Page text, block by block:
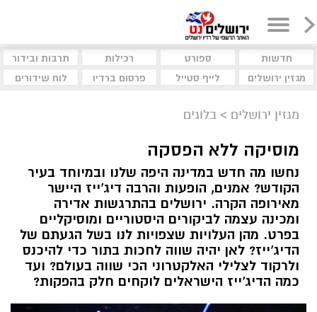
חדשות ספורט רכילות
תרבות ובידור
מגזין ירושלים
לייף סטייל פרסום ברדיו לוח שידורים
מגזין ירושלים > בלוגים
מוסיקה ללא הפסקה
נחשו מה חדש במדינה היפה שלנו ובמיוחד בעיר
הקודש? אמנים, הופעות והרבה דיג'ייז היישר
מאירופה הקרה. ירושלים בהתרגשות אדירה
ומכינה עצמה לביקורים היסטוריים ומוסיקליים
בפרט. מהן העלויות שצפויות לנו בשל הגעתם של
הדיג'ייז? לאן יהיה שווה לחכות בתור כדי להיכנס
ולרקוד לצלילי האלקטרוני הכי שווה בעולם? ועד
כמה הדיג'ייז הישראלים לוקחים חלק בהפקות?